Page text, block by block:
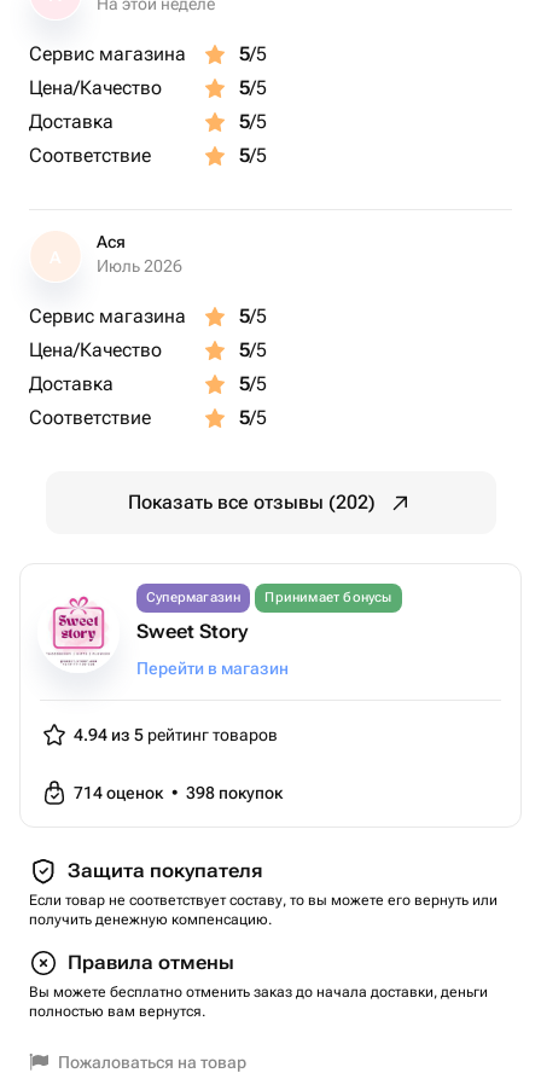
Сервис магазина 5/5
Цена/Качество
5/5
Доставка
5/5
Соответствие
5/5
А
Ася
Июль 2026
Сервис магазина 5/5
Цена/Качество
5/5
Доставка
5/5
Соответствие
5/5
Показать все отзывы (202)
Супермагазин Принимает бонусы
Sweet Story
Перейти в магазин
4.94 из 5 рейтинг товаров
714оценок • 398 покупок
Защита покупателя
Если товар не соответствует составу, то вы можете его вернуть или
получить денежную компенсацию.
Правила отмены
Вы можете бесплатно отменить заказ до начала доставки, деньги
полностью вам вернутся.
Пожаловаться на товар